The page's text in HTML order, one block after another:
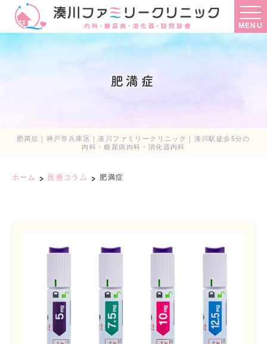
MENU
肥満症
肥満症｜神戸市兵庫区｜湊川ファミリークリニック｜湊川駅徒歩5分の
内科・糖尿病内科・消化器内科
ホーム 医療コラム 肥満症